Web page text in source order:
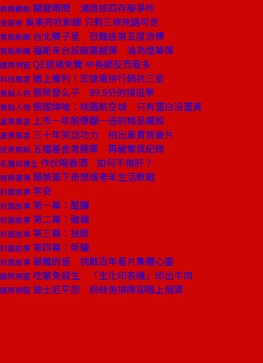
商周觀點 關鍵兩問 澆熄核四存廢爭吵
金融街 吳東亮吃彰銀 只剩三條兇路可走
焦點新聞 台北雙子星 恐難逃第五度流標
焦點新聞 福斯來台設廠震撼彈 淪為煙幕彈
國際視窗 QE退場免驚 中長期反而看多
科技風雲 賭上獲利！宏達電拚行銷抗三星
焦點人物 張榮發么子 99.9分的接班學
焦點人物 張國煒嗆：桃園航空城 只有蛋白沒蛋黃
產業風雲 上市一年股價翻一倍的精品飆股
產業風雲 三十年笑話功力 拍出最賣賀歲片
投資焦點 五檔基金常勝軍 再破奪獎紀錄
名醫談養生 作伙喝春酒 如何不傷肝？
商周書摘 簡媜筆下奇想版老年生活教戰
封面故事 李安
封面故事 第一幕：醞釀
封面故事 第二幕：破繭
封面故事 第三幕：挫敗
封面故事 第四幕：榮耀
封面故事 最難的是 挑戰百年看片集體心靈
國際視窗 吃葷免殺生 「生化印表機」印出牛肉
國際視窗 迪士尼平怨 粉絲免排隊卻賠上個資